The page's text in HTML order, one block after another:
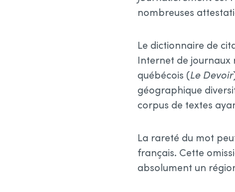
nombreuses
Le dictionnaire de
Internet de
québécois (Le Devoir
géographique
corpus de textes
La rareté du mot
français. Cette
absolument un